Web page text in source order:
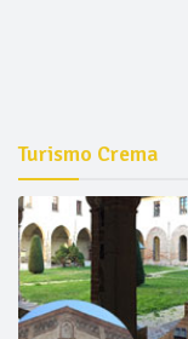
Turismo Crema